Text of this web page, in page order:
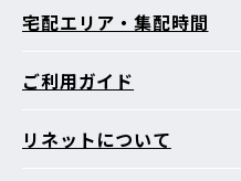
宅配エリア・集配時間
ご利用ガイド
リネットについて